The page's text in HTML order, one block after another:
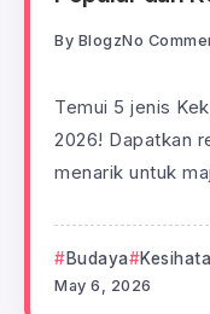
By BlogzNo
Temui 5 jenis
2026! Dapatkan
menarik untuk
Budaya
May 6, 2026